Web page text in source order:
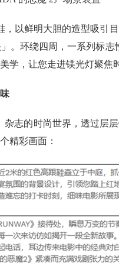
以鲜明大胆的造型吸引
。环绕四周，一系列标志
学，让您走进镁光灯聚焦
志的时尚世界，透过层
精彩画面：